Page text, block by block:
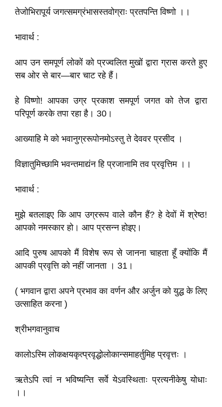
तेजोभिरापूर्य जगत्समग्रंभासस्तवोग्राः प्रतपन्ति विष्णो ।।
भावार्थ :
आप उन समपूर्ण लोकों को प्रज्वलित मुखों द्वारा ग्रास करते हुए
सब ओर से बार—बार चाट रहे हैं।
हे विष्णो! आपका उग्र प्रकाश समपूर्ण जगत को तेज द्वारा
परिपूर्ण करके तपा रहा है। 30।
आख्याहि मे को भवानुग्ररूपोनमोऽस्तु ते देववर प्रसीद ।
विज्ञातुमिच्छामि भवन्तमाद्यंन हि प्रजानामि तव प्रवृत्तिम ।।
भावार्थ :
मुझे बतलाइए कि आप उग्ररूप वाले कौन हैं? हे देवों में श्रेष्ठ!
आपको नमस्कार हो। आप प्रसन्न होइए।
आदि पुरुष आपको मैं विशेष रूप से जानना चाहता हूँ क्योंकि मैं
आपकी प्रवृत्ति को नहीं जानता । 31।
( भगवान द्वारा अपने प्रभाव का वर्णन और अर्जुन को युद्ध के लिए
उत्साहित करना )
श्रीभगवानुवाच
कालोऽस्मि लोकक्षयकृत्प्रवृद्धोलोकान्समाहर्तुमिह प्रवृत्तः ।
ऋतेऽपि त्वां न भविष्यन्ति सर्वे येऽवस्थिताः प्रत्यनीकेषु योधाः
।।